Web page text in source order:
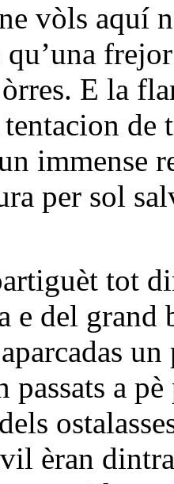
vòls aquí
qu’una
E la
tentacion de
immense
per sol
tot
e del grand
passats a
èran